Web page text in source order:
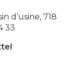
d’usine, 718
33